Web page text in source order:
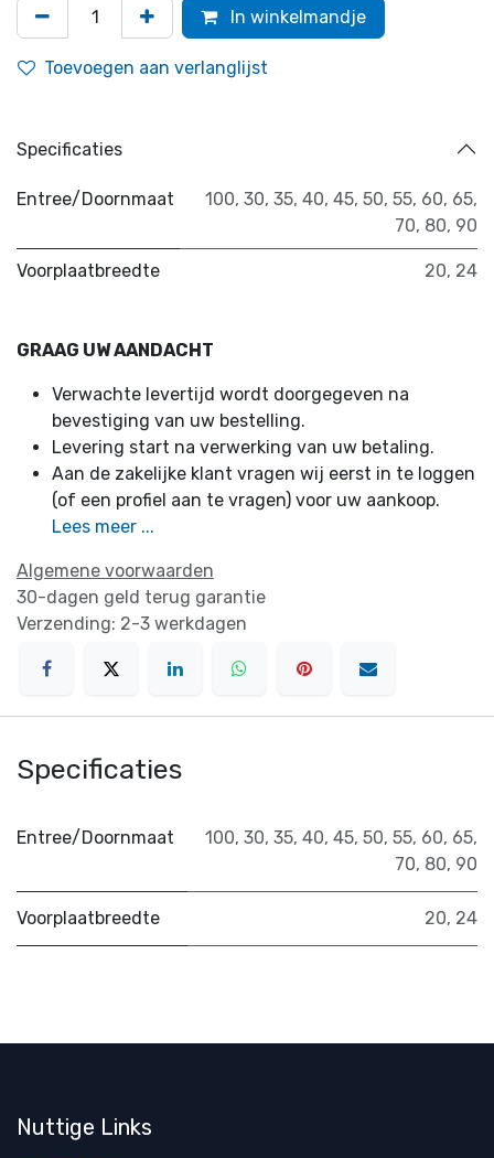
In winkelmandje
Toevoegen aan verlanglijst
Specificaties
Entree/Doornmaat 100, 30, 35, 40, 45, 50, 55, 60, 65,
70, 80, 90
Voorplaatbreedte 20, 24
GRAAG UW AANDACHT
Verwachte levertijd wordt doorgegeven na
bevestiging van uw bestelling.
Levering start na verwerking van uw betaling.
Aan de zakelijke klant vragen wij eerst in te loggen
(of een profiel aan te vragen) voor uw aankoop.
Lees meer ...
Algemene voorwaarden
30-dagen geld terug garantie
Verzending: 2-3 werkdagen
Specificaties
Entree/Doornmaat 100, 30, 35, 40, 45, 50, 55, 60, 65,
70, 80, 90
Voorplaatbreedte 20, 24
Nuttige Links